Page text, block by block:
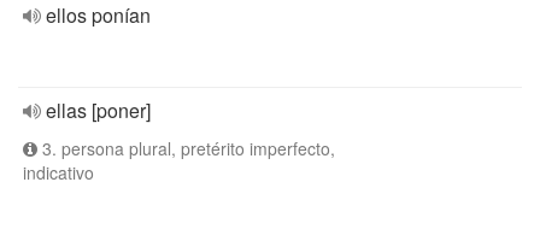
ellos ponían
ellas [poner]
3. persona plural, pretérito imperfecto,
indicativo